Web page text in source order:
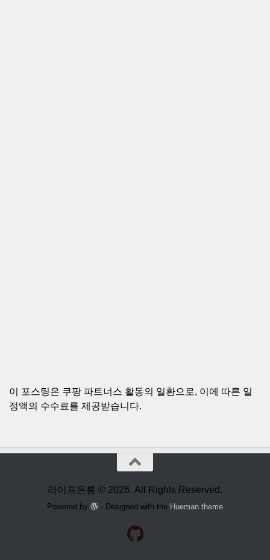
이 포스팅은 쿠팡 파트너스 활동의 일환으로, 이에 따른 일
정액의 수수료를 제공받습니다.
라이프온룸 © 2026. All Rights Reserved.
Powered by - Designed with the Hueman theme